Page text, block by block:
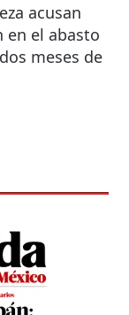
acusan
en el abasto
meses de